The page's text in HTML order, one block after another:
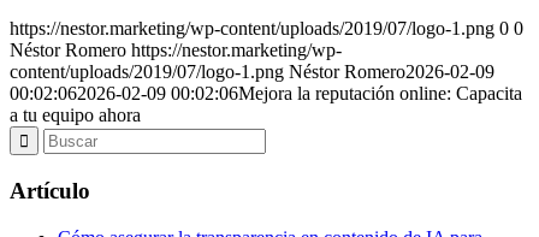
https://nestor.marketing/wp-content/uploads/2019/07/logo-1.png 0 0
Néstor Romero https://nestor.marketing/wp-
content/uploads/2019/07/logo-1.png Néstor Romero2026-02-09
00:02:062026-02-09 00:02:06Mejora la reputación online: Capacita
a tu equipo ahora
Artículo